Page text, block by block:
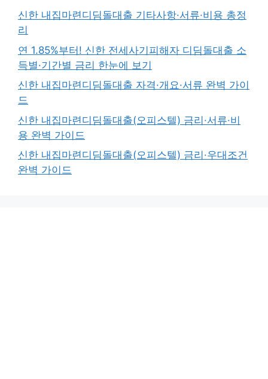
신한 내집마련디딤돌대출 기타사항·서류·비용 총정
리
연 1.85%부터! 신한 전세사기피해자 디딤돌대출 소
득별·기간별 금리 한눈에 보기
신한 내집마련디딤돌대출 자격·개요·서류 완벽 가이
드
신한 내집마련디딤돌대출(오피스텔) 금리·서류·비
용 완벽 가이드
신한 내집마련디딤돌대출(오피스텔) 금리·우대조건
완벽 가이드